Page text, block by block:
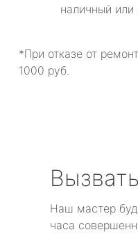
наличный или
*При отказе от
1000 руб.
Наш мастер
часа